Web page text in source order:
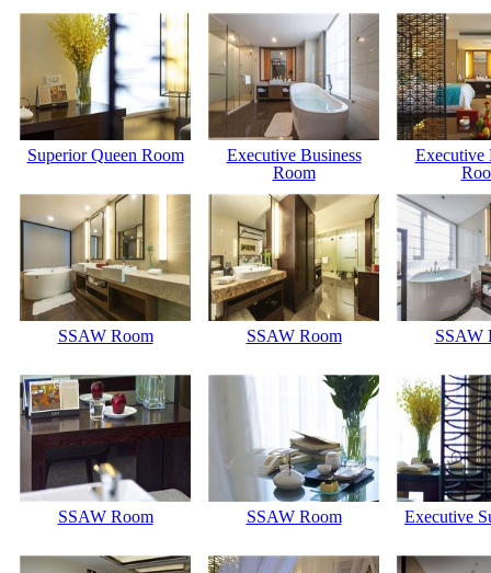
Superior Queen Room
Executive Business
Room
Executive
SSAW Room SSAW Room SSAW
SSAW Room SSAW Room Executive